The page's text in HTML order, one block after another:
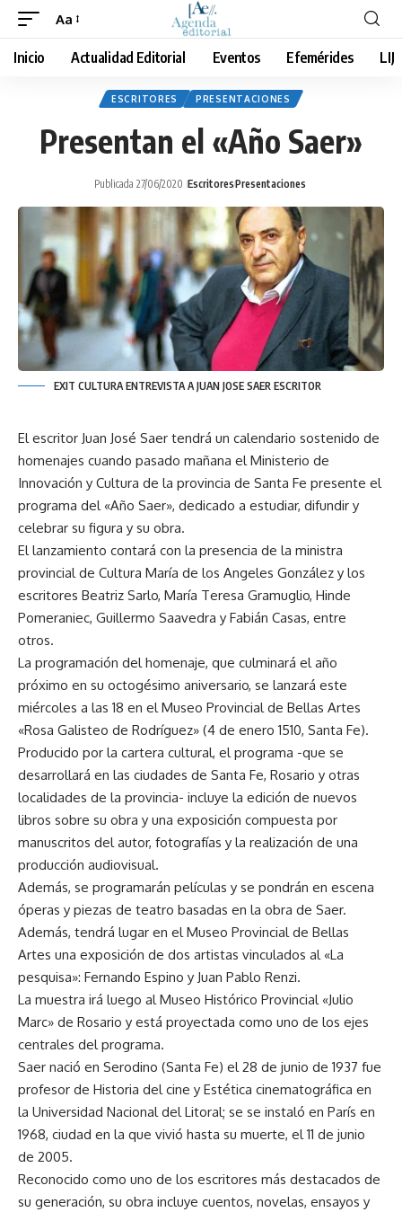
Cambiar
tamaño
Aa
Inicio Actualidad Editorial Eventos Efemérides LIJ
ESCRITORES PRESENTACIONES
Presentan el «Año Saer»
Publicada 27/06/2020 EscritoresPresentaciones
EXIT CULTURA ENTREVISTA A JUAN JOSE SAER ESCRITOR
El escritor Juan José Saer tendrá un calendario sostenido de
homenajes cuando pasado mañana el Ministerio de
Innovación y Cultura de la provincia de Santa Fe presente el
programa del «Año Saer», dedicado a estudiar, difundir y
celebrar su figura y su obra.
El lanzamiento contará con la presencia de la ministra
provincial de Cultura Marí­a de los Angeles González y los
escritores Beatriz Sarlo, Marí­a Teresa Gramuglio, Hinde
Pomeraniec, Guillermo Saavedra y Fabián Casas, entre
otros.
La programación del homenaje, que culminará el año
próximo en su octogésimo aniversario, se lanzará este
miércoles a las 18 en el Museo Provincial de Bellas Artes
«Rosa Galisteo de Rodrí­guez» (4 de enero 1510, Santa Fe).
Producido por la cartera cultural, el programa -que se
desarrollará en las ciudades de Santa Fe, Rosario y otras
localidades de la provincia- incluye la edición de nuevos
libros sobre su obra y una exposición compuesta por
manuscritos del autor, fotografí­as y la realización de una
producción audiovisual.
Además, se programarán pelí­culas y se pondrán en escena
óperas y piezas de teatro basadas en la obra de Saer.
Además, tendrá lugar en el Museo Provincial de Bellas
Artes una exposición de dos artistas vinculados al «La
pesquisa»: Fernando Espino y Juan Pablo Renzi.
La muestra irá luego al Museo Histórico Provincial «Julio
Marc» de Rosario y está proyectada como uno de los ejes
centrales del programa.
Saer nació en Serodino (Santa Fe) el 28 de junio de 1937 fue
profesor de Historia del cine y Estética cinematográfica en
la Universidad Nacional del Litoral; se se instaló en Parí­s en
1968, ciudad en la que vivió hasta su muerte, el 11 de junio
de 2005.
Reconocido como uno de los escritores más destacados de
su generación, su obra incluye cuentos, novelas, ensayos y